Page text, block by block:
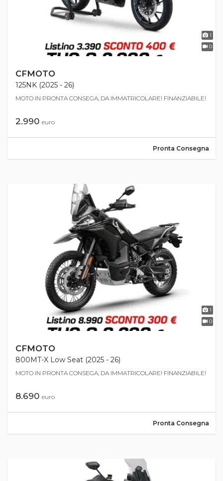
1
0
CFMOTO
125NK (2025 - 26)
MOTO IN PRONTA CONSEGA, DA IMMATRICOLARE! FINANZIABILE!
2.990 euro
Pronta Consegna
1
0
CFMOTO
800MT-X Low Seat (2025 - 26)
MOTO IN PRONTA CONSEGA, DA IMMATRICOLARE! FINANZIABILE!
8.690 euro
Pronta Consegna